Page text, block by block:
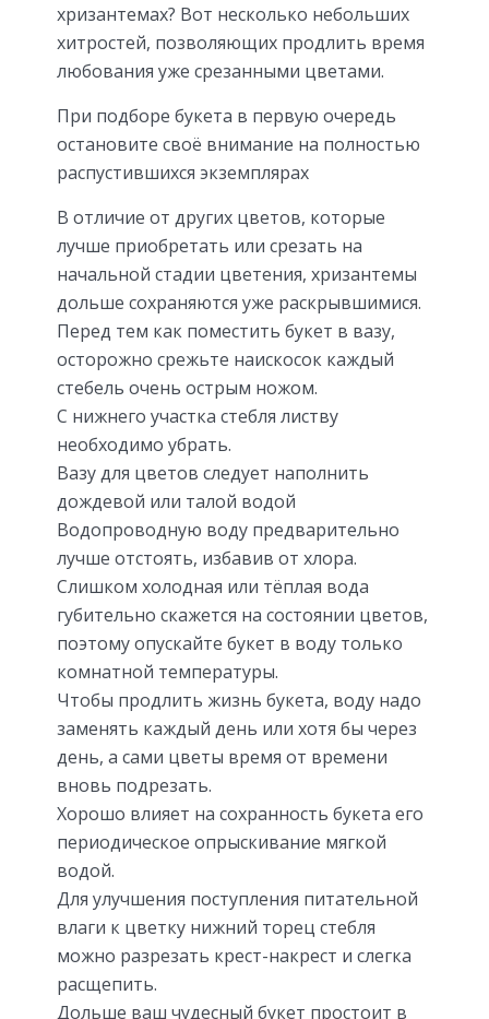
хризантемах? Вот несколько небольших
хитростей, позволяющих продлить время
любования уже срезанными цветами.
При подборе букета в первую очередь
остановите своё внимание на полностью
распустившихся экземплярах
В отличие от других цветов, которые
лучше приобретать или срезать на
начальной стадии цветения, хризантемы
дольше сохраняются уже раскрывшимися.
Перед тем как поместить букет в вазу,
осторожно срежьте наискосок каждый
стебель очень острым ножом.
С нижнего участка стебля листву
необходимо убрать.
Вазу для цветов следует наполнить
дождевой или талой водой
Водопроводную воду предварительно
лучше отстоять, избавив от хлора.
Слишком холодная или тёплая вода
губительно скажется на состоянии цветов,
поэтому опускайте букет в воду только
комнатной температуры.
Чтобы продлить жизнь букета, воду надо
заменять каждый день или хотя бы через
день, а сами цветы время от времени
вновь подрезать.
Хорошо влияет на сохранность букета его
периодическое опрыскивание мягкой
водой.
Для улучшения поступления питательной
влаги к цветку нижний торец стебля
можно разрезать крест-накрест и слегка
расщепить.
Дольше ваш чудесный букет простоит в